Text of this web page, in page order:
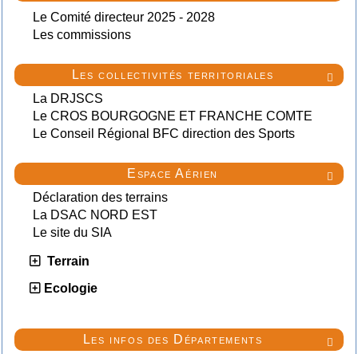
Le Comité directeur 2025 - 2028
Les commissions

Les collectivités territoriales
La DRJSCS
Le CROS BOURGOGNE ET FRANCHE COMTE
Le Conseil Régional BFC direction des Sports

Espace Aérien
Déclaration des terrains
La DSAC NORD EST
Le site du SIA
Terrain
Ecologie

Les infos des Départements